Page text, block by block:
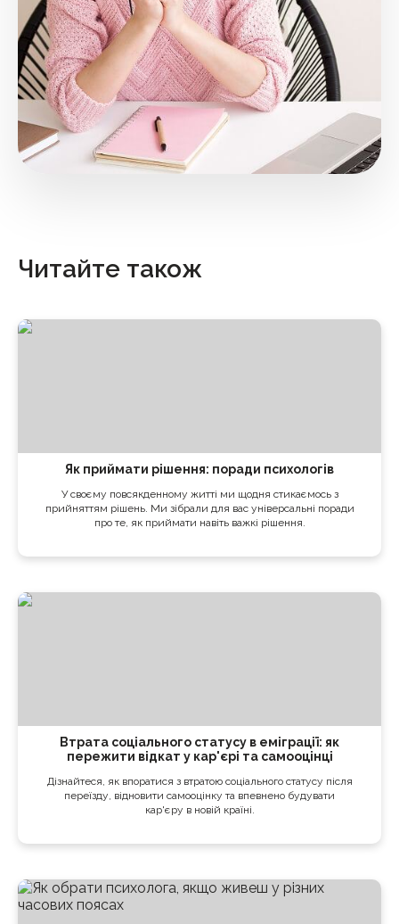
Читайте також
Як приймати рішення: поради психологів
У своєму повсякденному житті ми щодня стикаємось з
прийняттям рішень. Ми зібрали для вас універсальні поради
про те, як приймати навіть важкі рішення.
Втрата соціального статусу в еміграції: як
пережити відкат у кар'єрі та самооцінці
Дізнайтеся, як впоратися з втратою соціального статусу після
переїзду, відновити самооцінку та впевнено будувати
кар'єру в новій країні.